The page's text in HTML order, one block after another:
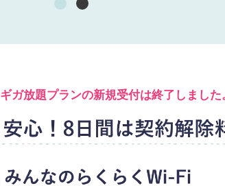
ギガ放題プランの新規受付は終了しました